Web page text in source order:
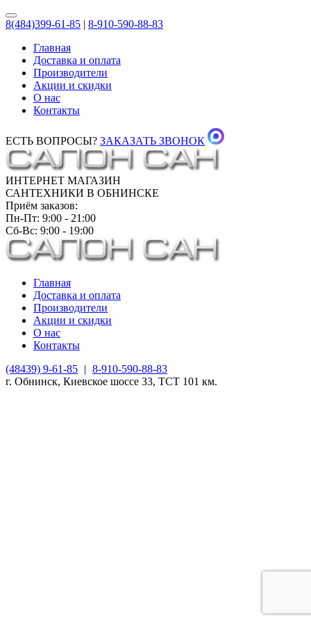
8(484)399-61-85 | 8-910-590-88-83
Главная
Доставка и оплата
Производители
Акции и скидки
О нас
Контакты
ЕСТЬ ВОПРОСЫ? ЗАКАЗАТЬ ЗВОНОК
ИНТЕРНЕТ МАГАЗИН
САНТЕХНИКИ В ОБНИНСКЕ
Приём заказов:
Пн-Пт: 9:00 - 21:00
Сб-Вс: 9:00 - 19:00
Главная
Доставка и оплата
Производители
Акции и скидки
О нас
Контакты
(48439) 9-61-85 | 8-910-590-88-83
г. Обнинск, Киевское шоссе 33, ТСТ 101 км.